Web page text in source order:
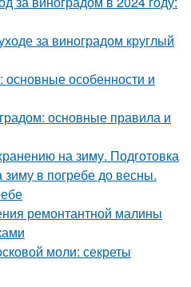
за виноградом круглый
основные особенности и
основные правила и
на зиму. Подготовка
зиму в погребе до весны.
ремонтантной малины
моли: секреты